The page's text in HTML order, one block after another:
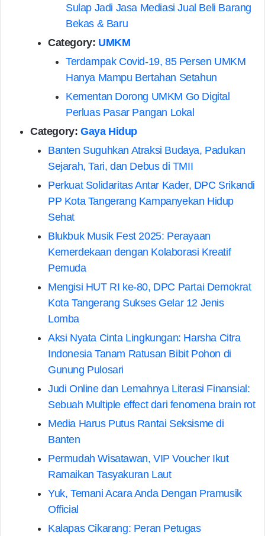
Sulap Jadi Jasa Mediasi Jual Beli Barang
Bekas & Baru
Category: UMKM
Terdampak Covid-19, 85 Persen UMKM
Hanya Mampu Bertahan Setahun
Kementan Dorong UMKM Go Digital
Perluas Pasar Pangan Lokal
Category: Gaya Hidup
Banten Suguhkan Atraksi Budaya, Padukan
Sejarah, Tari, dan Debus di TMII
Perkuat Solidaritas Antar Kader, DPC Srikandi
PP Kota Tangerang Kampanyekan Hidup
Sehat
Blukbuk Musik Fest 2025: Perayaan
Kemerdekaan dengan Kolaborasi Kreatif
Pemuda
Mengisi HUT RI ke-80, DPC Partai Demokrat
Kota Tangerang Sukses Gelar 12 Jenis
Lomba
Aksi Nyata Cinta Lingkungan: Harsha Citra
Indonesia Tanam Ratusan Bibit Pohon di
Gunung Pulosari
Judi Online dan Lemahnya Literasi Finansial:
Sebuah Multiple effect dari fenomena brain rot
Media Harus Putus Rantai Seksisme di
Banten
Permudah Wisatawan, VIP Voucher Ikut
Ramaikan Tasyakuran Laut
Yuk, Temani Acara Anda Dengan Pramusik
Official
Kalapas Cikarang: Peran Petugas